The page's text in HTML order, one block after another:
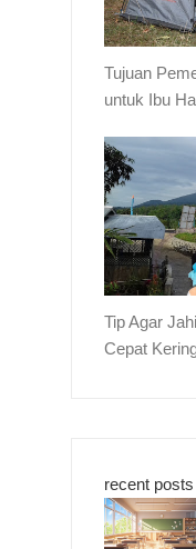
Tujuan
untuk Ibu
Tip Agar
Cepat
recent posts